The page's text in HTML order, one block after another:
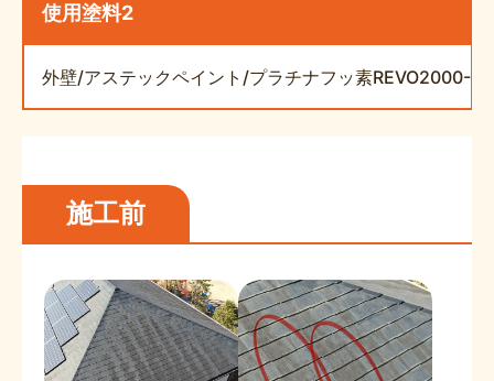
使用塗料2
外壁/アステックペイント/プラチナフッ素
施工前